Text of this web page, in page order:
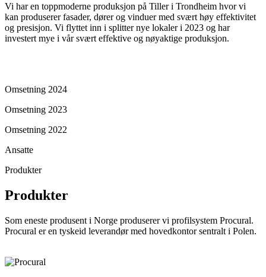
Vi har en toppmoderne produksjon på Tiller i Trondheim hvor vi
kan produserer fasader, dører og vinduer med svært høy effektivitet
og presisjon. Vi flyttet inn i splitter nye lokaler i 2023 og har
investert mye i vår svært effektive og nøyaktige produksjon.
Omsetning 2024
Omsetning 2023
Omsetning 2022
Ansatte
Produkter
Produkter
Som eneste produsent i Norge produserer vi profilsystem Procural.
Procural er en tyskeid leverandør med hovedkontor sentralt i Polen.